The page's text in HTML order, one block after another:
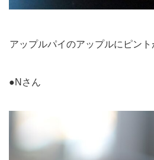
アップルパイのアップルにピント
●Nさん